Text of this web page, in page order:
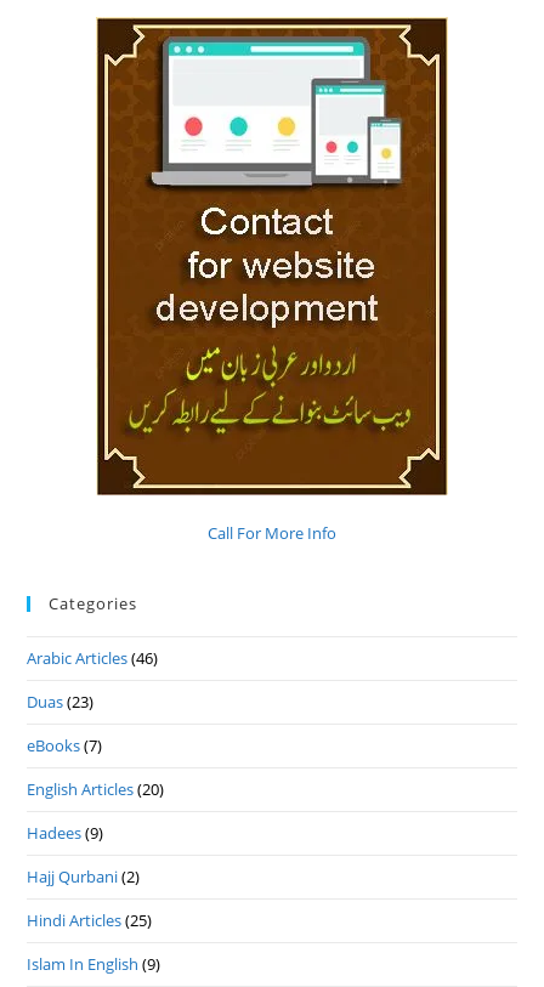
Call For More Info
Categories
Arabic Articles(46)
Duas(23)
eBooks(7)
English Articles(20)
Hadees(9)
Hajj Qurbani(2)
Hindi Articles(25)
Islam In English (9)